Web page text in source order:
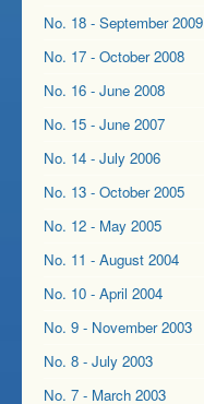
No. 18 - September 2009
No. 17 - October 2008
No. 16 - June 2008
No. 15 - June 2007
No. 14 - July 2006
No. 13 - October 2005
No. 12 - May 2005
No. 11 - August 2004
No. 10 - April 2004
No. 9 - November 2003
No. 8 - July 2003
No. 7 - March 2003